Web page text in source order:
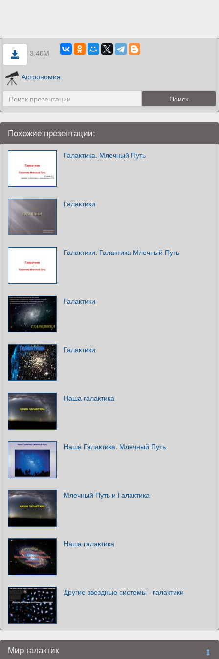
3.40M
Астрономия
Похожие презентации:
Галактика. Млечный Путь
Галактики
Галактики. Галактика Млечный Путь
Галактики
Галактики
Наша галактика
Наша Галактика. Млечный Путь
Млечный Путь и Галактика
Наша галактика
Другие звездные системы - галактики
Мир галактик